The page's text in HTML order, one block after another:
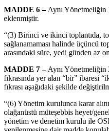
MADDE 6 – Aynı Yönetmeliğin
eklenmiştir.
“(3) Birinci ve ikinci toplantıda,
sağlanamaması halinde üçüncü
arasındaki süre, yedi günden az
MADDE 7 – Aynı Yönetmeliğin
fıkrasında yer alan “bir” ibaresi
fıkrası aşağıdaki şekilde
“(6) Yönetim kurulunca karar
olağanüstü müteşebbis heyet/
yönetim ve denetim kurulu ile